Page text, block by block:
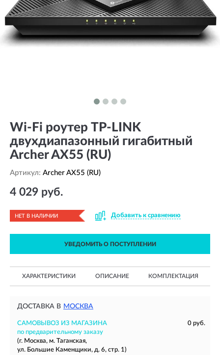
Wi-Fi роутер TP-LINK
двухдиапазонный гигабитный
Archer AX55 (RU)
Артикул: Archer AX55 (RU)
4 029 руб.
НЕТ В НАЛИЧИИ Добавить к сравнению
УВЕДОМИТЬ О ПОСТУПЛЕНИИ
ХАРАКТЕРИСТИКИ ОПИСАНИЕ КОМПЛЕКТАЦИЯ
ДОСТАВКА В МОСКВА
САМОВЫВОЗ ИЗ МАГАЗИНА
0 руб.
по предварительному заказу
(г. Москва, м. Таганская,
ул. Большие Каменщики, д. 6, стр. 1)